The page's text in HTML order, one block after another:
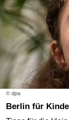
© dpa
Berlin für